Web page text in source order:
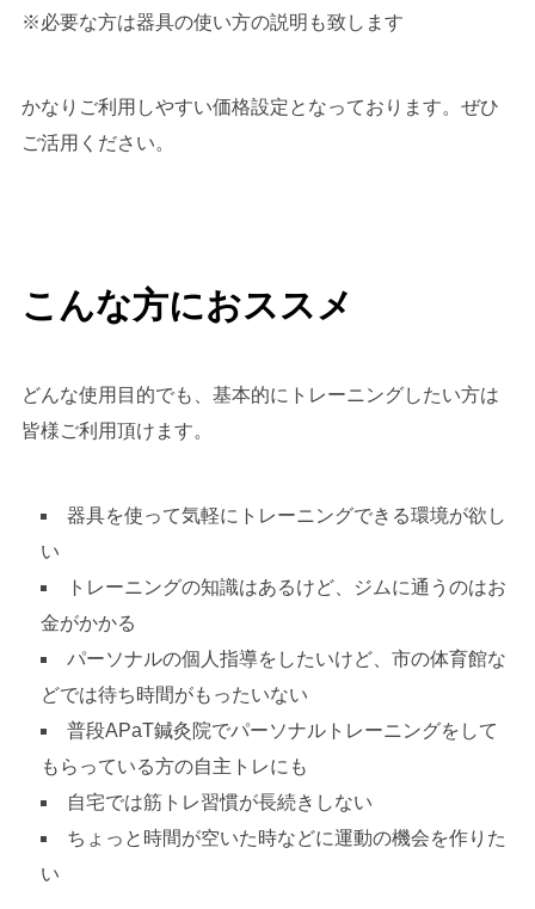
※必要な方は器具の使い方の説明も致します
かなりご利用しやすい価格設定となっております。ぜひ
ご活用ください。
こんな方におススメ
どんな使用目的でも、基本的にトレーニングしたい方は
皆様ご利用頂けます。
器具を使って気軽にトレーニングできる環境が欲し
い
トレーニングの知識はあるけど、ジムに通うのはお
金がかかる
パーソナルの個人指導をしたいけど、市の体育館な
どでは待ち時間がもったいない
普段APaT鍼灸院でパーソナルトレーニングをして
もらっている方の自主トレにも
自宅では筋トレ習慣が長続きしない
ちょっと時間が空いた時などに運動の機会を作りた
い